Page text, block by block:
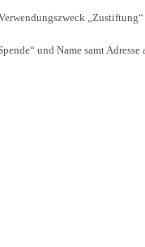
„Zustiftung“
und Name samt Adresse